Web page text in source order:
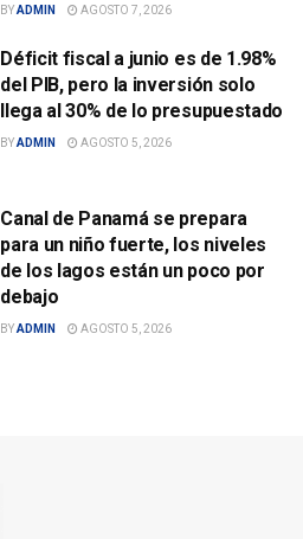
BYADMIN AGOSTO 7, 2026
Déficit fiscal a junio es de 1.98%
del PIB, pero la inversión solo
llega al 30% de lo presupuestado
BYADMIN AGOSTO 5, 2026
Canal de Panamá se prepara
para un niño fuerte, los niveles
de los lagos están un poco por
debajo
BYADMIN AGOSTO 5, 2026